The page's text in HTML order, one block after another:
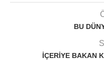
BU
İÇERIYE BAKAN